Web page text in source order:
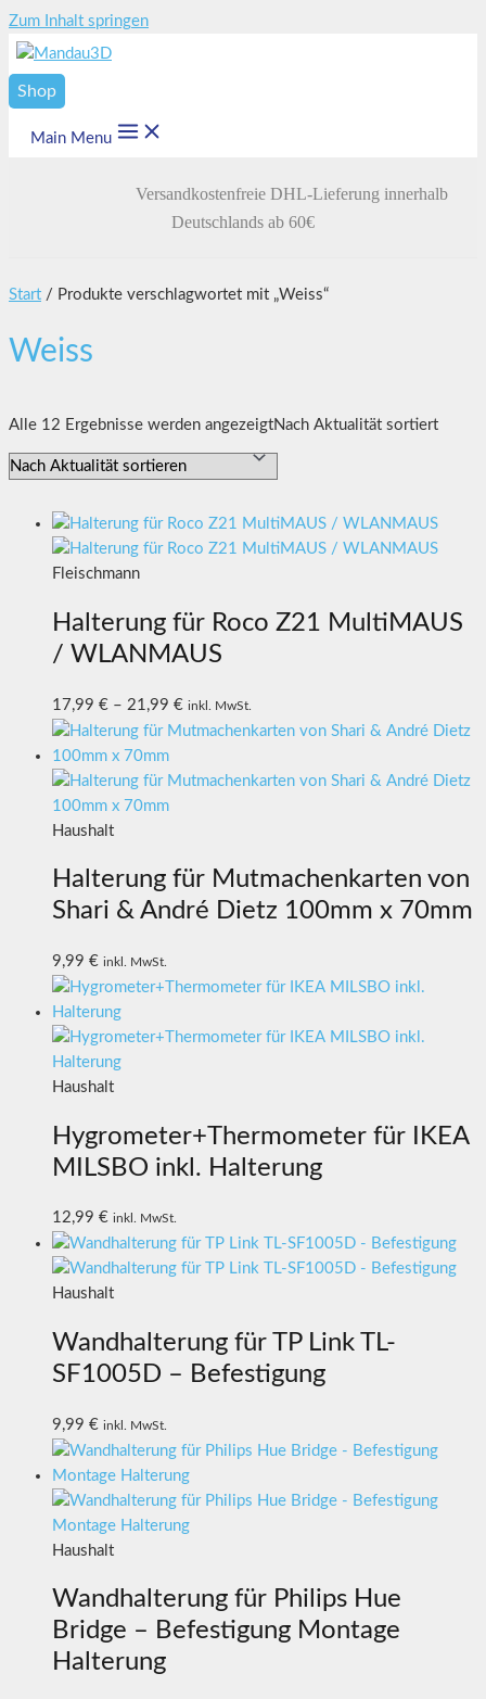
Zum Inhalt springen
Shop
Main Menu
Versandkostenfreie DHL-Lieferung innerhalb
Deutschlands ab 60€
Start / Produkte verschlagwortet mit „Weiss“
Weiss
Alle 12 Ergebnisse werden angezeigtNach Aktualität sortiert
Fleischmann
Halterung für Roco Z21 MultiMAUS
/ WLANMAUS
17,99 € – 21,99 € inkl. MwSt.
Haushalt
Halterung für Mutmachenkarten von
Shari & André Dietz 100mm x 70mm
9,99 € inkl. MwSt.
Haushalt
Hygrometer+Thermometer für IKEA
MILSBO inkl. Halterung
12,99 € inkl. MwSt.
Haushalt
Wandhalterung für TP Link TL-
SF1005D – Befestigung
9,99 € inkl. MwSt.
Haushalt
Wandhalterung für Philips Hue
Bridge – Befestigung Montage
Halterung